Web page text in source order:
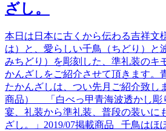
ざし。
本日は日本に古くから伝わる吉祥文
は）と、愛らしい千鳥（ちどり）と
みちどり）を彫刻した、準礼装のキ
かんざしをご紹介させて頂きます。
たかんざしは、つい先月ご紹介致し
商品） 「白べっ甲青海波透かし彫
宴、礼装から準礼装、普段の装いに
ざし。」2019/07掲載商品 千鳥はほ